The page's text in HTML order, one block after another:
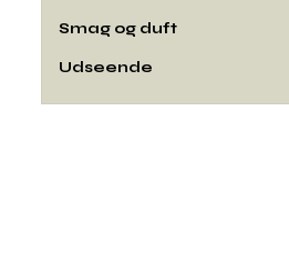
Smag og duft
Udseende